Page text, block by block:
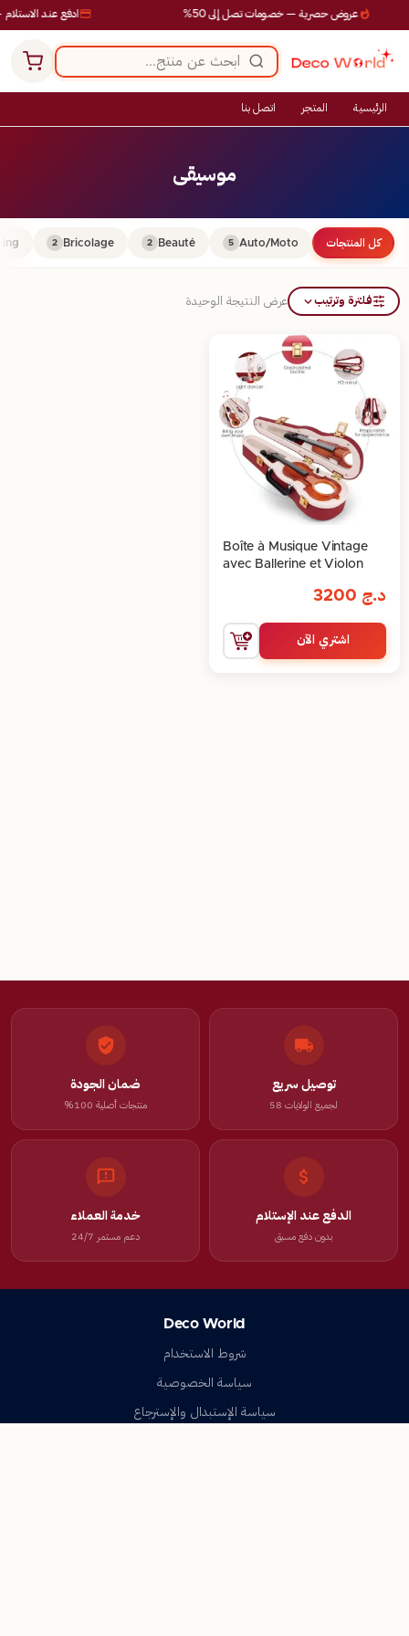
ادفع عند الاستلام عروض حصرية — خصومات تصل إلى 50%
الرئيسية المتجر اتصل بنا
موسيقى
كل المنتجات Auto/Moto
5
Beauté
2
Bricolage
2
فلترة وترتيب عرض النتيجة الوحيدة
Boîte à Musique Vintage
avec Ballerine et Violon
د.ج
اشتري الآن
توصيل سريع
لجميع الولايات 58
ضمان الجودة
منتجات أصلية 100%
الدفع عند الإستلام
بدون دفع مسبق
خدمة العملاء
دعم مستمر 24/7
Deco World
شروط الاستخدام
سياسة الخصوصية
سياسة الإستبدال والإسترجاع